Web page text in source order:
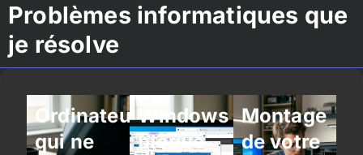
Problèmes informatiques que
je résolve
Ordinateur
qui ne
Windows
bloqué
Montage
de votre